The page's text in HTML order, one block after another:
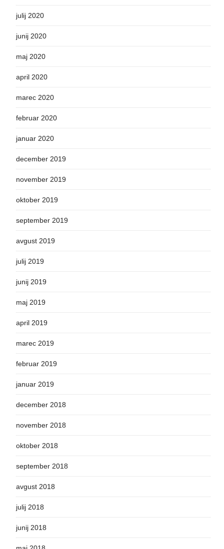
julij 2020
junij 2020
maj 2020
april 2020
marec 2020
februar 2020
januar 2020
december 2019
november 2019
oktober 2019
september 2019
avgust 2019
julij 2019
junij 2019
maj 2019
april 2019
marec 2019
februar 2019
januar 2019
december 2018
november 2018
oktober 2018
september 2018
avgust 2018
julij 2018
junij 2018